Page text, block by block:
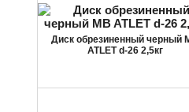
Диск обрезиненный черный
ATLET d-26 2,5кг